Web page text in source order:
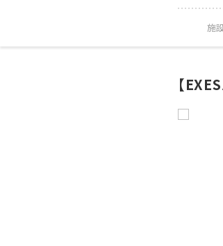
施
【